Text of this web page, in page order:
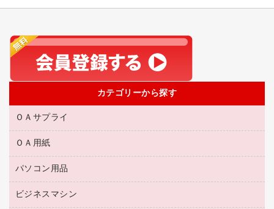
カテゴリーから探す
ＯＡサプライ
互換インクカートリッジ
リサイクルトナー（プール方式）
リサイクルインクカートリッジ
ＯＡ用紙
名刺用紙
ワープロ用紙
パソコン用品
パソコン周辺機器
ビジネスマシン